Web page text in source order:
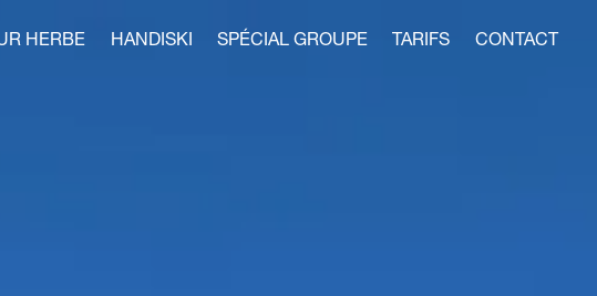
HERBE HANDISKI SPÉCIAL GROUPE TARIFS CONTACT